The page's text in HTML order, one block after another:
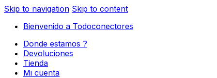
Skip to navigation Skip to content
Bienvenido a Todoconectores
Donde estamos ?
Devoluciones
Tienda
Mi cuenta